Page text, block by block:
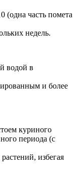
(одна часть помета
недель.
водой в
и более
куриного
периода (с
избегая